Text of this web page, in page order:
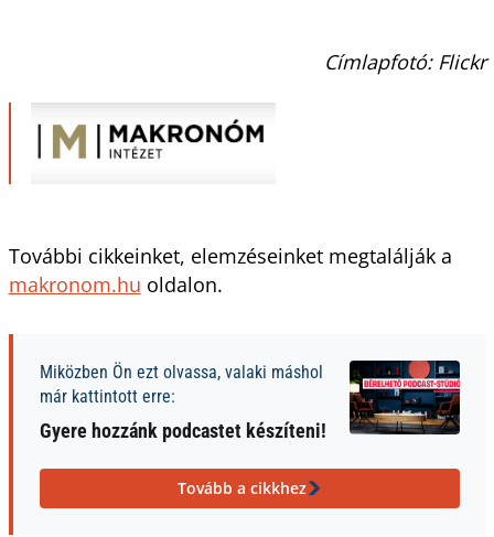
Címlapfotó: Flickr
További cikkeinket, elemzéseinket megtalálják a
makronom.hu oldalon.
Miközben Ön ezt olvassa, valaki máshol
már kattintott erre:
Gyere hozzánk podcastet készíteni!
Tovább a cikkhez